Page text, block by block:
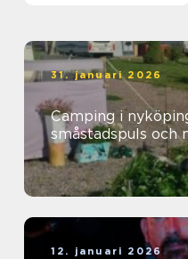
31. januari 2026
Camping i nyköping
småstadspuls och
12. januari 2026